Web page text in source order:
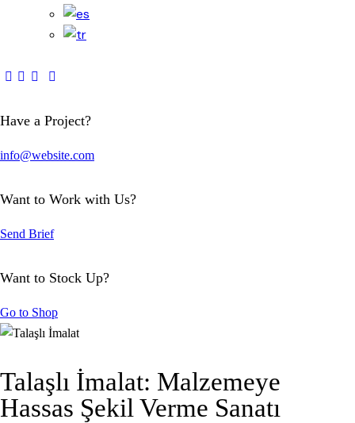
Have a Project?
info@website.com
Want to Work with Us?
Send Brief
Want to Stock Up?
Go to Shop
Talaşlı İmalat: Malzemeye
Hassas Şekil Verme Sanatı